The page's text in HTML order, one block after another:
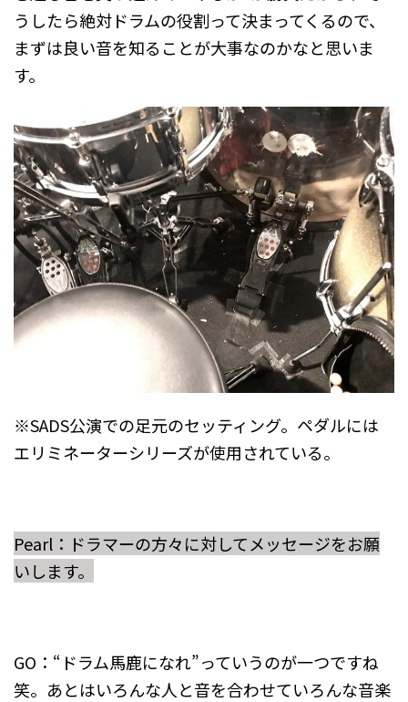
うしたら絶対ドラムの役割って決まってくるので、
まずは良い音を知ることが大事なのかなと思いま
す。
※SADS公演での足元のセッティング。ペダルには
エリミネーターシリーズが使用されている。
Pearl：ドラマーの方々に対してメッセージをお願
いします。
GO：“ドラム馬鹿になれ”っていうのが一つですね
笑。あとはいろんな人と音を合わせていろんな音楽